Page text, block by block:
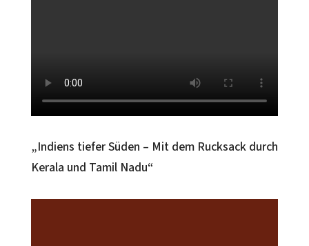
„Indiens tiefer Süden – Mit dem Rucksack durch
Kerala und Tamil Nadu“